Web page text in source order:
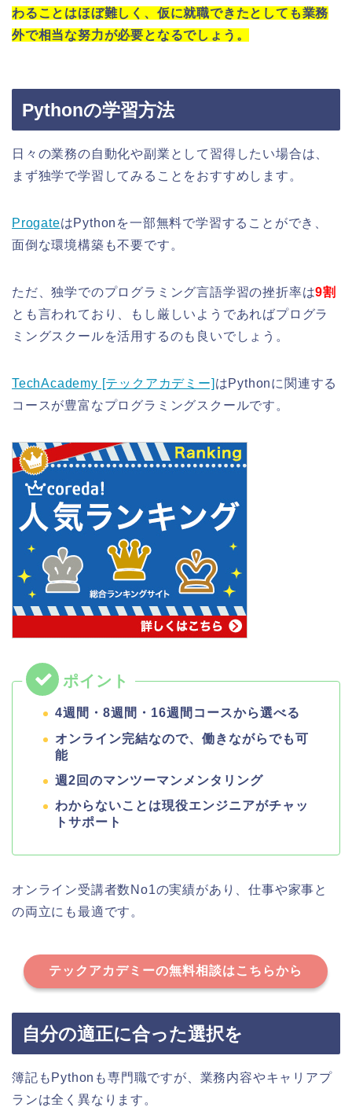
わることはほぼ難しく、仮に就職できたとしても業務
外で相当な努力が必要となるでしょう。
Pythonの学習方法
日々の業務の自動化や副業として習得したい場合は、
まず独学で学習してみることをおすすめします。
ProgateはPythonを一部無料で学習することができ、
面倒な環境構築も不要です。
ただ、独学でのプログラミング言語学習の挫折率は9割
とも言われており、もし厳しいようであればプログラ
ミングスクールを活用するのも良いでしょう。
TechAcademy [テックアカデミー] はPythonに関連する
コースが豊富なプログラミングスクールです。
4週間・8週間・16週間コースから選べる
オンライン完結なので、働きながらでも可
能
週2回のマンツーマンメンタリング
わからないことは現役エンジニアがチャッ
トサポート
オンライン受講者数No1の実績があり、仕事や家事と
の両立にも最適です。
テックアカデミーの無料相談はこちらから
自分の適正に合った選択を
簿記もPythonも専門職ですが、業務内容やキャリアプ
ランは全く異なります。